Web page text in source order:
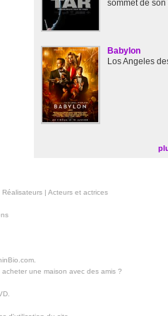
sommet de son
Babylon
Los Angeles
Réalisateurs| Acteurs et actrices
acheter une maison avec des amis?